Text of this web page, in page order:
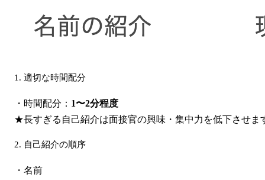
1. 適切な時間配分
・時間配分： 1〜2分程度
★長すぎる自己紹介は面接官の興味・集中力を低下させま
2. 自己紹介の順序
・名前